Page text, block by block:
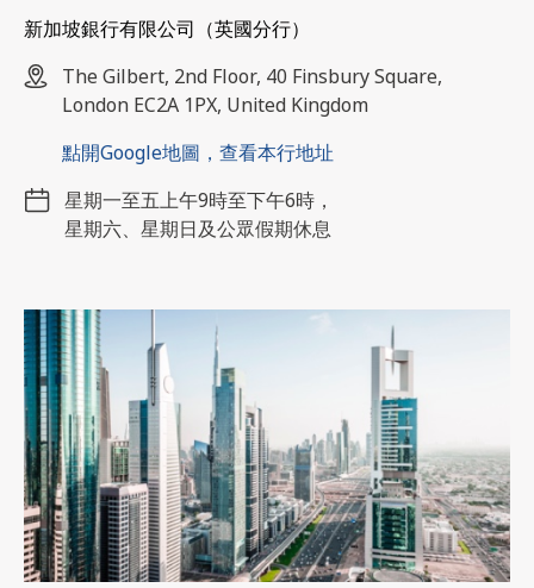
新加坡銀行有限公司（英國分行）
The Gilbert, 2nd Floor, 40 Finsbury Square,
London EC2A 1PX, United Kingdom
點開Google地圖，查看本行地址
星期一至五上午9時至下午6時，
星期六、星期日及公眾假期休息